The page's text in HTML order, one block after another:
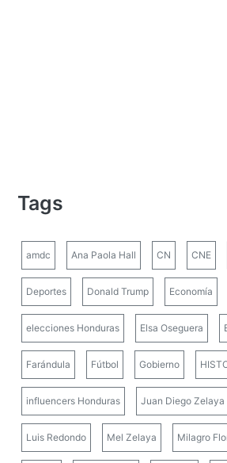
Tags
amdc Ana Paola Hall CN CNE
Deportes Donald Trump Economía
elecciones Honduras Elsa Oseguera
Farándula Fútbol Gobierno
influencers Honduras Juan Diego Zelaya
Luis Redondo Mel Zelaya Milagro